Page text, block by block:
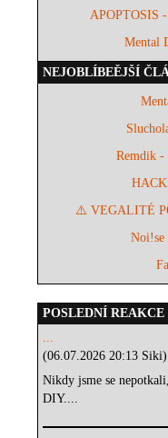
APOPTOSIS
Mental
NEJOBLÍBEĚJŠÍ
Remdik -
⚠️ VEGALITÉ
Noi!se
POSLEDNÍ REAKCE
...
(06.07.2026 20:13 Siki)
Nikdy jsme se
DIY....